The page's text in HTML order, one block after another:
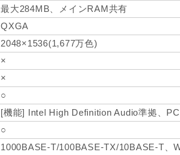
最大284MB、メインRAM共有
QXGA
2048×1536(1,677万色)
×
×
○
[機能] Intel High Definition Audio準拠、
○
1000BASE-T/100BASE-TX/10BASE-T、